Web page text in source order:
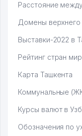
Расстояние
Домены верхнего
Выставки-2022 в
Рейтинг стран
Карта Ташкента
Коммунальные
Курсы валют в
Обозначения по